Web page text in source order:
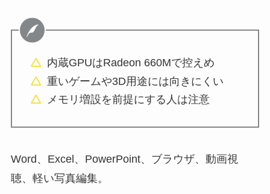
内蔵GPUはRadeon 660Mで控えめ
重いゲームや3D用途には向きにくい
メモリ増設を前提にする人は注意
Word、Excel、PowerPoint、ブラウザ、動画視
聴、軽い写真編集。